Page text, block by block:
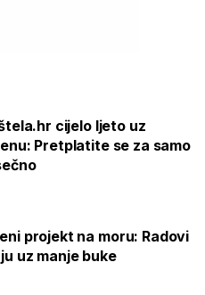
cijelo ljeto uz
Pretplatite se za samo
projekt na moru: Radovi
uz manje buke